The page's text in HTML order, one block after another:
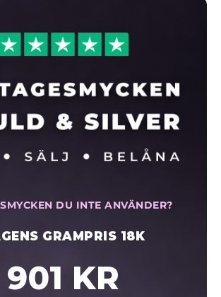
DU INTE ANVÄNDER?
GRAMPRIS 18K
901 KR